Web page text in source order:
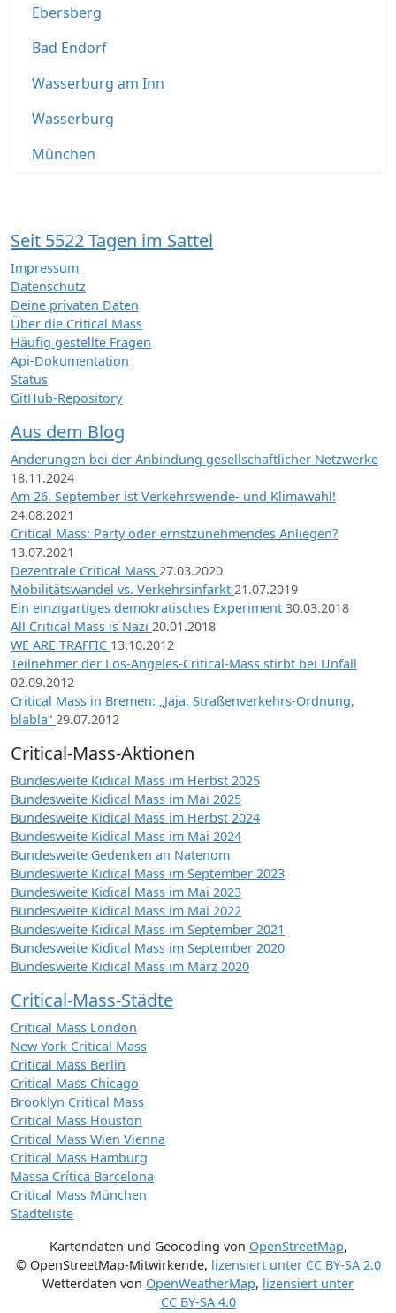
Ebersberg
Bad Endorf
Wasserburg am Inn
Wasserburg
München
Seit 5522 Tagen im Sattel
Impressum
Datenschutz
Deine privaten Daten
Über die Critical Mass
Häufig gestellte Fragen
Api-Dokumentation
Status
GitHub-Repository
Aus dem Blog
Änderungen bei der Anbindung gesellschaftlicher Netzwerke
18.11.2024
Am 26. September ist Verkehrswende- und Klimawahl!
24.08.2021
Critical Mass: Party oder ernstzunehmendes Anliegen?
13.07.2021
Dezentrale Critical Mass 27.03.2020
Mobilitätswandel vs. Verkehrsinfarkt 21.07.2019
Ein einzigartiges demokratisches Experiment 30.03.2018
All Critical Mass is Nazi 20.01.2018
WE ARE TRAFFIC 13.10.2012
Teilnehmer der Los-Angeles-Critical-Mass stirbt bei Unfall
02.09.2012
Critical Mass in Bremen: „Jaja, Straßenverkehrs-Ordnung,
blabla“ 29.07.2012
Critical-Mass-Aktionen
Bundesweite Kidical Mass im Herbst 2025
Bundesweite Kidical Mass im Mai 2025
Bundesweite Kidical Mass im Herbst 2024
Bundesweite Kidical Mass im Mai 2024
Bundesweite Gedenken an Natenom
Bundesweite Kidical Mass im September 2023
Bundesweite Kidical Mass im Mai 2023
Bundesweite Kidical Mass im Mai 2022
Bundesweite Kidical Mass im September 2021
Bundesweite Kidical Mass im September 2020
Bundesweite Kidical Mass im März 2020
Critical-Mass-Städte
Critical Mass London
New York Critical Mass
Critical Mass Berlin
Critical Mass Chicago
Brooklyn Critical Mass
Critical Mass Houston
Critical Mass Wien Vienna
Critical Mass Hamburg
Massa Crítica Barcelona
Critical Mass München
Städteliste
Kartendaten und Geocoding von OpenStreetMap,
© OpenStreetMap-Mitwirkende, lizensiert unter CC BY-SA 2.0
Wetterdaten von OpenWeatherMap, lizensiert unter
CC BY-SA 4.0